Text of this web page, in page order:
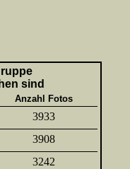
sind
Anzahl Fotos
3933
3908
3242